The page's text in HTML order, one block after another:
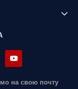
на свою почту